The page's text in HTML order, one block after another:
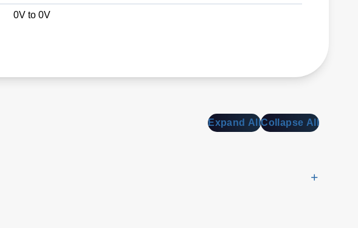
0V to 0V
Expand AllCollapse All